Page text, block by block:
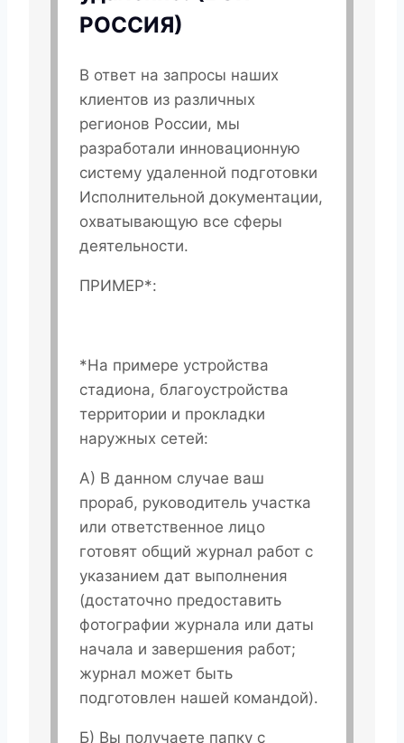
РОССИЯ)
В ответ на запросы наших
клиентов из различных
регионов России, мы
разработали инновационную
систему удаленной подготовки
Исполнительной документации,
охватывающую все сферы
деятельности.
ПРИМЕР*:
*На примере устройства
стадиона, благоустройства
территории и прокладки
наружных сетей:
А) В данном случае ваш
прораб, руководитель участка
или ответственное лицо
готовят общий журнал работ с
указанием дат выполнения
(достаточно предоставить
фотографии журнала или даты
начала и завершения работ;
журнал может быть
подготовлен нашей командой).
Б) Вы получаете папку с